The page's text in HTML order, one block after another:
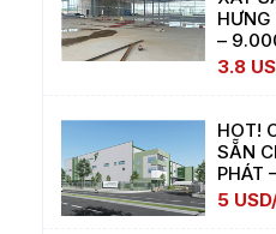
–
3.8
HOT!
SẴN
PHÁT
5